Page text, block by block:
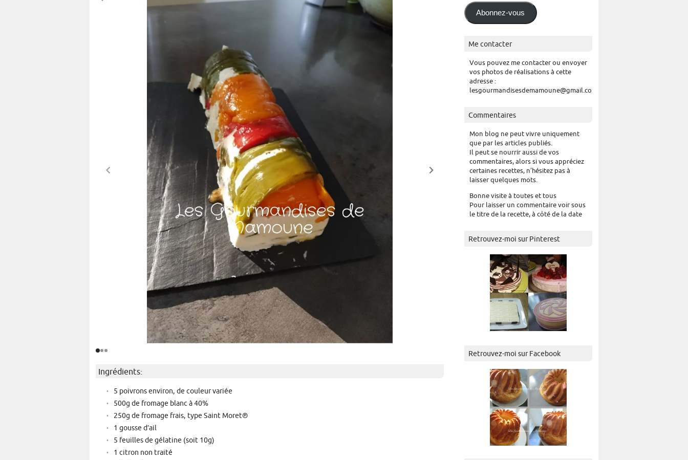
Ingrédients:
5 poivrons environ, de couleur variée
500g de fromage blanc à 40%
250g de fromage frais, type Saint Moret®
1 gousse d’ail
5 feuilles de gélatine (soit 10g)
1 citron non traité
mail
Abonnez-vous
Me contacter
Vous pouvez me contacter ou envoyer
vos photos de réalisations à cette
adresse :
lesgourmandisesdemamoune@gmail.com
Commentaires
Mon blog ne peut vivre uniquement
que par les articles publiés.
Il peut se nourrir aussi de vos
commentaires, alors si vous appréciez
certaines recettes, n’hésitez pas à
laisser quelques mots.
Bonne visite à toutes et tous
Pour laisser un commentaire voir sous
le titre de la recette, à côté de la date
Retrouvez-moi sur Pinterest
Retrouvez-moi sur Facebook